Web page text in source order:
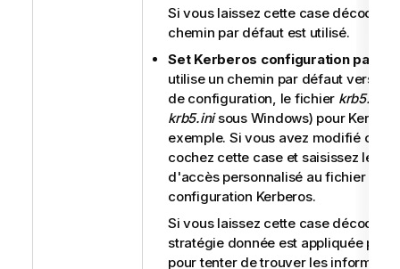
Si vous laissez cette case
chemin par défaut est utilisé.
Set Kerberos configuration path
utilise un chemin par défaut vers
de configuration, le fichier krb5.conf
krb5.inisous Windows) pour
exemple. Si vous avez modifié ce
cochez cette case et saisissez le
d'accès personnalisé au fichier de
configuration Kerberos.
Si vous laissez cette case
stratégie donnée est appliquée par
pour tenter de trouver les